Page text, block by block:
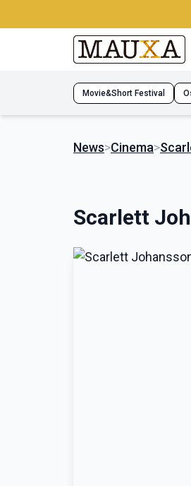
Movie&Short Festival
News>Cinema>
Scarlett